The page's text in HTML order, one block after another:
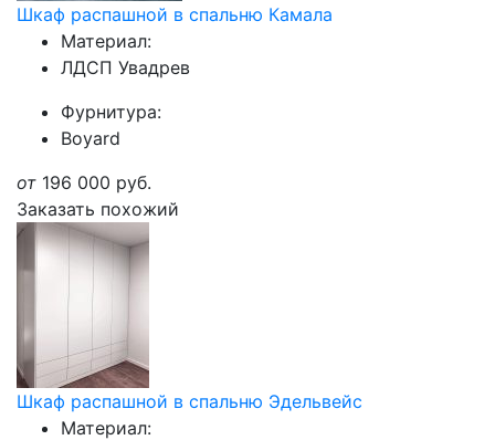
Шкаф распашной в спальню Камала
Материал:
ЛДСП Увадрев
Фурнитура:
Boyard
от 196 000 руб.
Заказать похожий
Шкаф распашной в спальню Эдельвейс
Материал: